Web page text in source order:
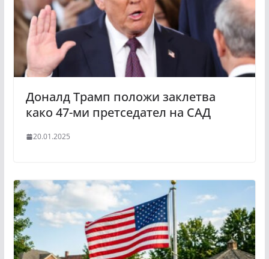
Доналд Трамп положи заклетва
како 47-ми претседател на САД
20.01.2025